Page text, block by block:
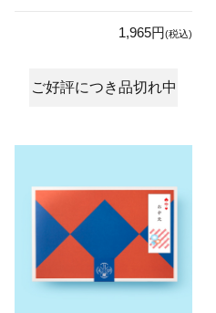
1,965円(税込)
ご好評につき品切れ中